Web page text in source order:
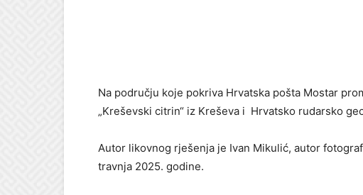
Na području koje pokriva Hrvatska pošta Mostar
„Kreševski citrin“ iz Kreševa i Hrvatsko rudarsko
Autor likovnog rješenja je Ivan Mikulić, autor
travnja 2025. godine.